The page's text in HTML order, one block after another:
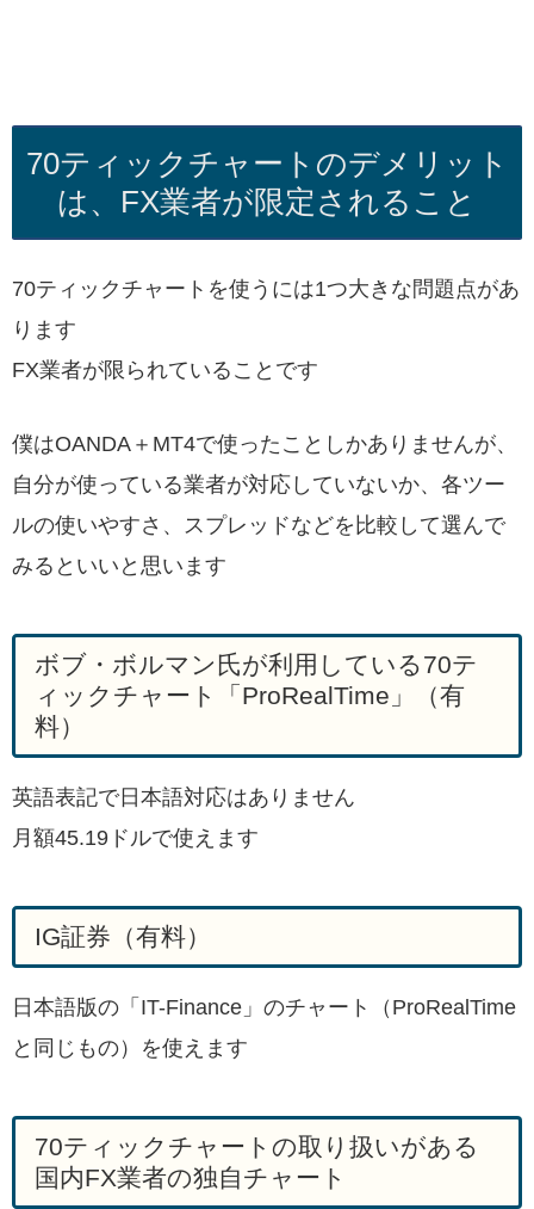
70ティックチャートのデメリット
は、FX業者が限定されること
70ティックチャートを使うには1つ大きな問題点があ
ります
FX業者が限られていることです
僕はOANDA＋MT4で使ったことしかありませんが、
自分が使っている業者が対応していないか、各ツー
ルの使いやすさ、スプレッドなどを比較して選んで
みるといいと思います
ボブ・ボルマン氏が利用している70テ
ィックチャート「ProRealTime」（有
料）
英語表記で日本語対応はありません
月額45.19ドルで使えます
IG証券（有料）
日本語版の「IT-Finance」のチャート（ProRealTime
と同じもの）を使えます
70ティックチャートの取り扱いがある
国内FX業者の独自チャート